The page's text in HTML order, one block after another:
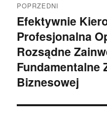
wpisu
POPRZEDNI
Poprzedni
wpis:
Efektywnie
Profesjonalna
Rozsądne
Fundamentalne
Biznesowej